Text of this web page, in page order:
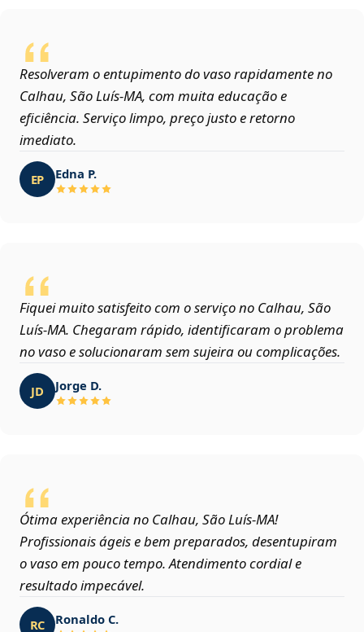
Resolveram o entupimento do vaso rapidamente no
Calhau, São Luís‑MA, com muita educação e
eficiência. Serviço limpo, preço justo e retorno
imediato.
EP Edna P.
Fiquei muito satisfeito com o serviço no Calhau, São
Luís‑MA. Chegaram rápido, identificaram o problema
no vaso e solucionaram sem sujeira ou complicações.
JD Jorge D.
Ótima experiência no Calhau, São Luís‑MA!
Profissionais ágeis e bem preparados, desentupiram
o vaso em pouco tempo. Atendimento cordial e
resultado impecável.
RC Ronaldo C.